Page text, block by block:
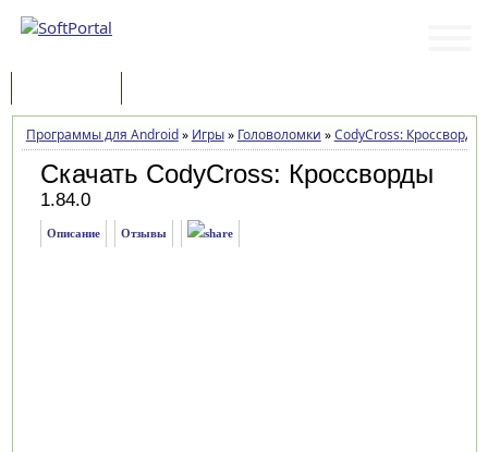
Программы для Android» Игры» Головоломки »CodyCross: Кроссворды
Скачать CodyCross: Кроссворды
1.84.0
Описание Отзывы